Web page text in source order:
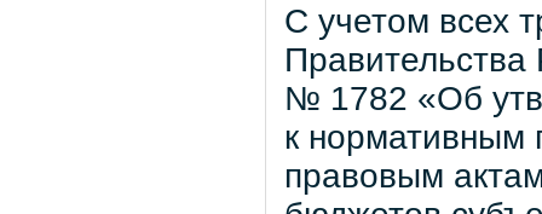
С учетом всех
№ 1782 «Об
к нормативным
правовым